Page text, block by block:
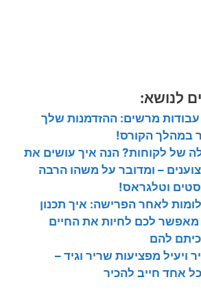
לנושא:
עבודות מרשים: ההזדמנות שלך
במהלך הקורס!
של לקוחות? הנה איך עושים את
– ומדובר על משהו הרבה
וטלגראס!
לאחר הפרישה: איך תכנון
מאפשר לכם לחיות את החיים
להם
ויעיל מפציעות שריר וגיד –
אחד חייב להכיר